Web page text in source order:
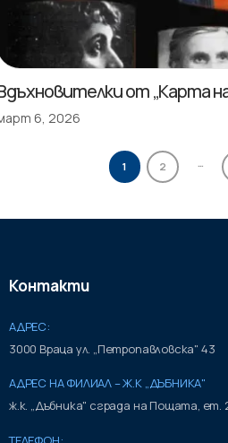
от „Карта
6, 2026
1 2 …
Контакти
АДРЕС:
3000 Враца ул. „Петропавловска" 43
АДРЕС НА ФИЛИАЛ – Ж.К „ДЪБНИКА"
ж.к. „Дъбника" сграда на Пощата, ет.